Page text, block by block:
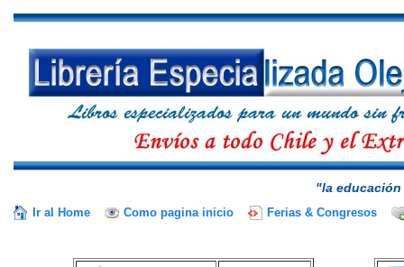
"la
Ir al Home Como pagina inicio Ferias & Congresos